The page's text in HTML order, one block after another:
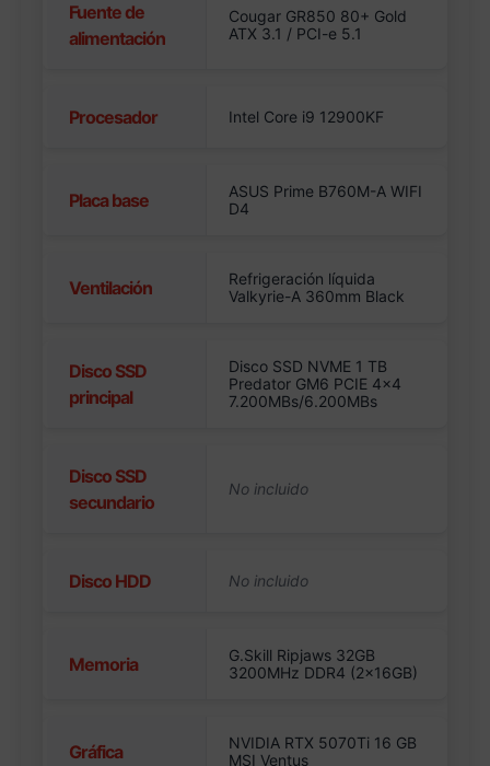
Fuente de
alimentación
Cougar GR850 80+ Gold
ATX 3.1 / PCI-e 5.1
Procesador Intel Core i9 12900KF
Placa base
ASUS Prime B760M-A WIFI
D4
Ventilación
Refrigeración líquida
Valkyrie-A 360mm Black
Disco SSD
principal
Disco SSD NVME 1 TB
Predator GM6 PCIE 4×4
7.200MBs/6.200MBs
Disco SSD
secundario
Disco HDD
Memoria
G.Skill Ripjaws 32GB
3200MHz DDR4 (2x16GB)
Gráfica
NVIDIA RTX 5070Ti 16 GB
MSI Ventus